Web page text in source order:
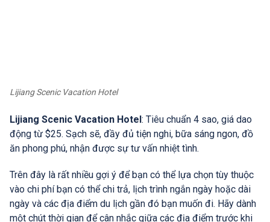
Lijiang Scenic Vacation Hotel
Lijiang Scenic Vacation Hotel : Tiêu chuẩn 4 sao, giá dao
động từ $25. Sạch sẽ, đầy đủ tiện nghi, bữa sáng ngon, đồ
ăn phong phú, nhận được sự tư vấn nhiệt tình.
Trên đây là rất nhiều gợi ý để bạn có thể lựa chọn tùy thuộc
vào chi phí bạn có thể chi trả, lịch trình ngắn ngày hoặc dài
ngày và các địa điểm du lịch gần đó bạn muốn đi. Hãy dành
một chút thời gian để cân nhắc giữa các địa điểm trước khi